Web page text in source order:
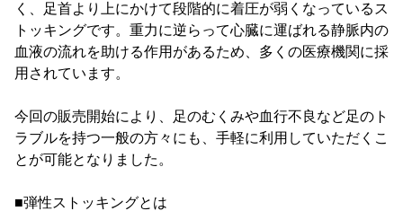
く、足首より上にかけて段階的に着圧が弱くなっているス
トッキングです。重力に逆らって心臓に運ばれる静脈内の
血液の流れを助ける作用があるため、多くの医療機関に採
用されています。
今回の販売開始により、足のむくみや血行不良など足のト
ラブルを持つ一般の方々にも、手軽に利用していただくこ
とが可能となりました。
■弾性ストッキングとは